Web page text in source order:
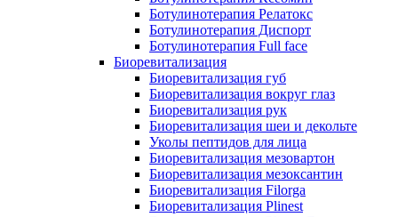
Ботулинотерапия Релатокс
Ботулинотерапия Диспорт
Ботулинотерапия Full face
Биоревитализация
Биоревитализация губ
Биоревитализация вокруг глаз
Биоревитализация рук
Биоревитализация шеи и декольте
Уколы пептидов для лица
Биоревитализация мезовартон
Биоревитализация мезоксантин
Биоревитализация Filorga
Биоревитализация Plinest